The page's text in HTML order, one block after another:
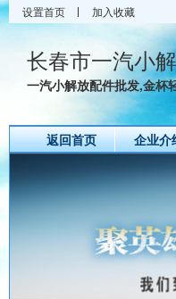
设置首页 加入收藏
长春市一汽小
一汽小解放配件批发,金杯
返回首页 企业介